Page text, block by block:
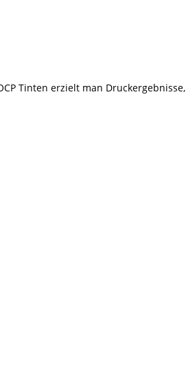
Tinten erzielt man Druckergebnisse,